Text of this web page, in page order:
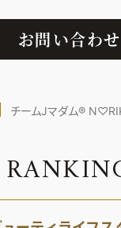
お問い合わせ
チームJマダム®︎
RANKIN